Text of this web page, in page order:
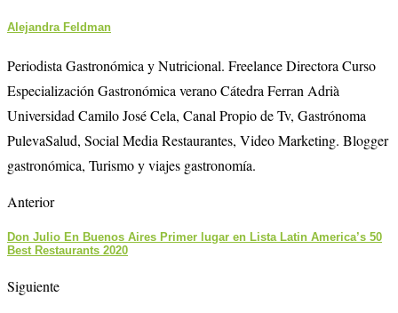
Alejandra Feldman
Periodista Gastronómica y Nutricional. Freelance Directora Curso
Especialización Gastronómica verano Cátedra Ferran Adrià
Universidad Camilo José Cela, Canal Propio de Tv, Gastrónoma
PulevaSalud, Social Media Restaurantes, Video Marketing. Blogger
gastronómica, Turismo y viajes gastronomía.
Anterior
Don Julio En Buenos Aires Primer lugar en Lista Latin America’s 50
Best Restaurants 2020
Siguiente